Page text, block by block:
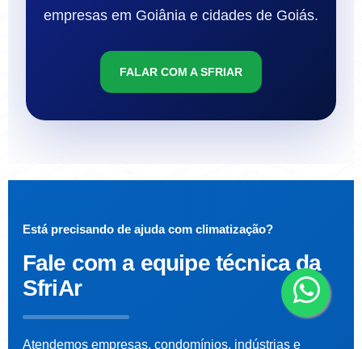
empresas em Goiânia e cidades de Goiás.
FALAR COM A SFRIAR
Está precisando de ajuda com climatização?
Fale com a equipe técnica da
SfriAr
Atendemos empresas, condomínios, indústrias e